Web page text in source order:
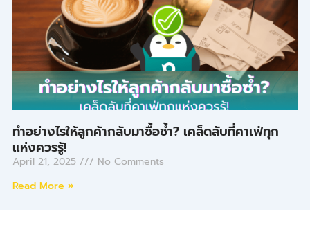
ทำอย่างไรให้ลูกค้ากลับมาซื้อซ้ำ? เคล็ดลับที่คาเฟ่ทุก
แห่งควรรู้!
April 21, 2025
No Comments
Read More »